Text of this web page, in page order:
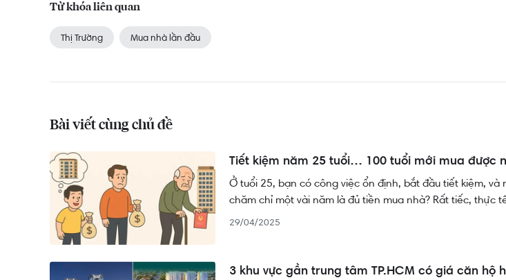
Từ khóa liên quan
Thị Trường Mua nhà lần đầu
Bài viết cùng chủ đề
Tiết kiệm năm 25 tuổi… 100 tuổi mới mua được
Ở tuổi 25, bạn có công việc ổn định, bắt đầu tiết kiệm, và
chăm chỉ một vài năm là đủ tiền mua nhà? Rất tiếc, thực
sản không đơn giản như vậy. Với tốc độ tăng giá nhà hiện
29/04/2025
3 khu vực gần trung tâm TP.HCM có giá căn hộ